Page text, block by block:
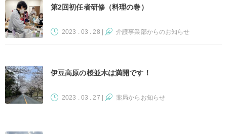
第2回初任者研修（料理の巻）
2023 . 03 . 28 介護事業部からのお知らせ
伊豆高原の桜並木は満開です！
2023 . 03 . 27 薬局からお知らせ